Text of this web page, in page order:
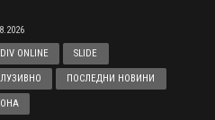
ONLINE
SLIDE
ПОСЛЕДНИ НОВИНИ